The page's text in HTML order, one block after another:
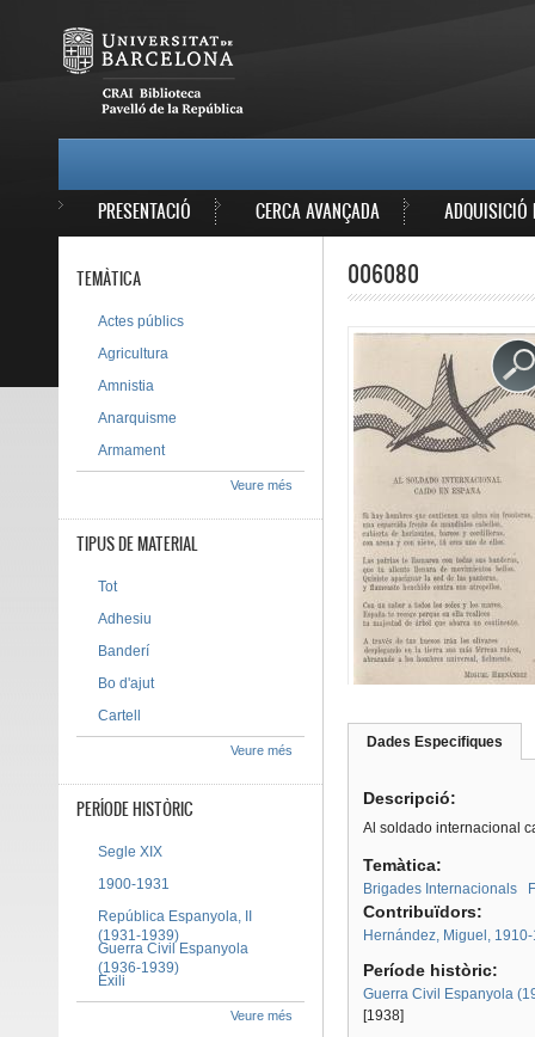
PRESENTACIÓ CERCA AVANÇADA ADQUISICIÓ
006080
Dades Especifiques
Descripció:
Al soldado internacional
Temàtica:
Brigades Internacionals
Contribuïdors:
Hernández, Miguel,
Període històric:
Guerra Civil Espanyola
[1938]
TEMÀTICA
Actes públics
Agricultura
Amnistia
Anarquisme
Armament
Veure més
TIPUS DE MATERIAL
Tot
Adhesiu
Banderí
Bo d'ajut
Cartell
Veure més
PERÍODE HISTÒRIC
Segle XIX
1900-1931
República Espanyola, II
(1931-1939)
Guerra Civil Espanyola
(1936-1939)
Exili
Veure més